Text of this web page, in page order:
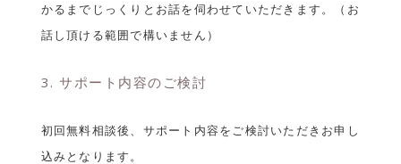
かるまでじっくりとお話を伺わせていただきます。（お
話し頂ける範囲で構いません）
3. サポート内容のご検討
初回無料相談後、サポート内容をご検討いただきお申し
込みとなります。